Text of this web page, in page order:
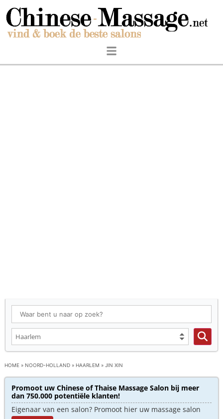
HOME » NOORD-HOLLAND » HAARLEM » JIN XIN
Promoot uw Chinese of Thaise Massage Salon bij meer
dan 750.000 potentiële klanten!
Eigenaar van een salon? Promoot hier uw massage salon